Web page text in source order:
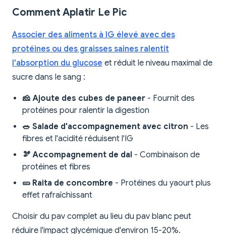
Comment Aplatir Le Pic
Associer des aliments à IG élevé avec des
protéines ou des graisses saines ralentit
l'absorption du glucose et réduit le niveau maximal de
sucre dans le sang :
🧀 Ajoute des cubes de paneer - Fournit des
protéines pour ralentir la digestion
🥗 Salade d'accompagnement avec citron - Les
fibres et l'acidité réduisent l'IG
🫘 Accompagnement de dal - Combinaison de
protéines et fibres
🥒 Raita de concombre - Protéines du yaourt plus
effet rafraîchissant
Choisir du pav complet au lieu du pav blanc peut
réduire l'impact glycémique d'environ 15-20%.